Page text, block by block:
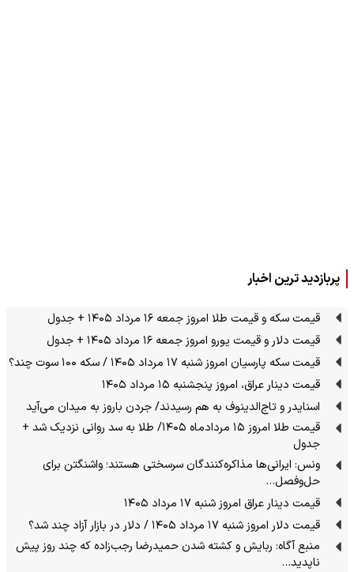
پربازدید ترین اخبار
قیمت سکه و قیمت طلا امروز جمعه ۱۶ مرداد ۱۴۰۵ + جدول
قیمت دلار و قیمت یورو امروز جمعه ۱۶ مرداد ۱۴۰۵ + جدول
قیمت سکه پارسیان امروز شنبه ۱۷ مرداد ۱۴۰۵ / سکه ۱۰۰ سوت چند؟
قیمت دینار عراق، امروز پنجشنبه ۱۵ مرداد ۱۴۰۵
اسنایدر و تاج‌الدینوف به هم رسیدند/ جردن باروز به میدان می‌آید
قیمت طلا امروز ۱۵ مردادماه ۱۴۰۵/ طلا به سد روانی نزدیک شد +
جدول
ونس: ایرانی‌ها مذاکره‌کنندگان سرسختی هستند؛ واشنگتن برای
حل‌وفصل…
قیمت دینار عراق امروز شنبه ۱۷ مرداد ۱۴۰۵
قیمت دلار امروز شنبه ۱۷ مرداد ۱۴۰۵ / دلار در بازار آزاد چند شد؟
منبع آگاه: ربایش و کشته شدن حمیدرضا رجب‌زاده که چند روز پیش
ناپدید…